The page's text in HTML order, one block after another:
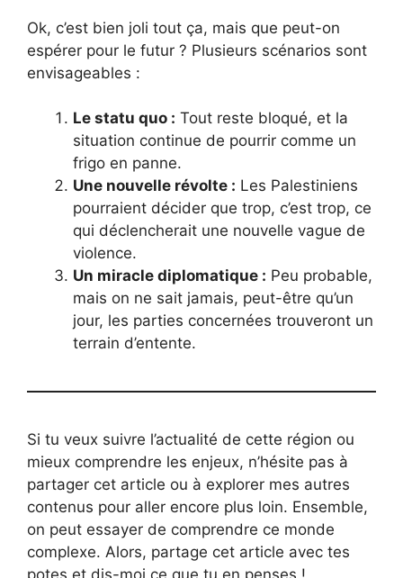
Ok, c’est bien joli tout ça, mais que peut-on
espérer pour le futur ? Plusieurs scénarios sont
envisageables :
Le statu quo : Tout reste bloqué, et la
situation continue de pourrir comme un
frigo en panne.
Une nouvelle révolte : Les Palestiniens
pourraient décider que trop, c’est trop, ce
qui déclencherait une nouvelle vague de
violence.
Un miracle diplomatique : Peu probable,
mais on ne sait jamais, peut-être qu’un
jour, les parties concernées trouveront un
terrain d’entente.
Si tu veux suivre l’actualité de cette région ou
mieux comprendre les enjeux, n’hésite pas à
partager cet article ou à explorer mes autres
contenus pour aller encore plus loin. Ensemble,
on peut essayer de comprendre ce monde
complexe. Alors, partage cet article avec tes